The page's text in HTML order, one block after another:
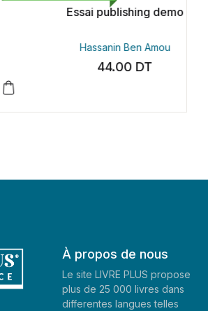
Essai publishing demo
Hassanin Ben Amou
À propos de nous
Le site LIVRE PLUS propose
plus de 25 000 livres dans
differentes langues telles